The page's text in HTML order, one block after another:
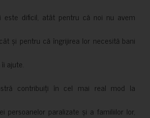
este dificil, atât pentru că noi nu avem
și pentru că îngrijirea lor necesită bani
ajute.
contribuiți în cel mai real mod la
persoanelor paralizate și a familiilor lor,